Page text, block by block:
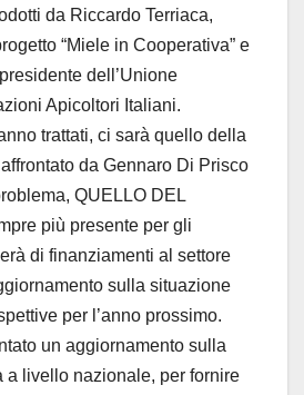
da Riccardo Terriaca,
“Miele in Cooperativa” e
dell’Unione
Apicoltori Italiani.
trattati, ci sarà quello della
da Gennaro Di Prisco
QUELLO DEL
più presente per gli
di finanziamenti al settore
sulla situazione
per l’anno prossimo.
un aggiornamento sulla
a livello nazionale, per fornire